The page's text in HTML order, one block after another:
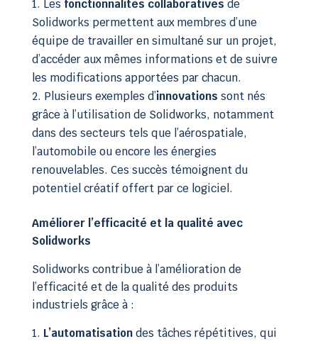
Les fonctionnalités collaboratives de
Solidworks permettent aux membres d’une
équipe de travailler en simultané sur un projet,
d’accéder aux mêmes informations et de suivre
les modifications apportées par chacun.
Plusieurs exemples d’innovations sont nés
grâce à l’utilisation de Solidworks, notamment
dans des secteurs tels que l’aérospatiale,
l’automobile ou encore les énergies
renouvelables. Ces succès témoignent du
potentiel créatif offert par ce logiciel.
Améliorer l’efficacité et la qualité avec
Solidworks
Solidworks contribue à l’amélioration de
l’efficacité et de la qualité des produits
industriels grâce à :
L’automatisationdes tâches répétitives, qui